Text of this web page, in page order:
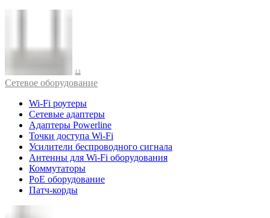
Cетевое оборудование
Wi-Fi роутеры
Сетевые адаптеры
Адаптеры Powerline
Точки доступа Wi-Fi
Усилители беспроводного сигнала
Антенны для Wi-Fi оборудования
Коммутаторы
PoE оборудование
Патч-корды